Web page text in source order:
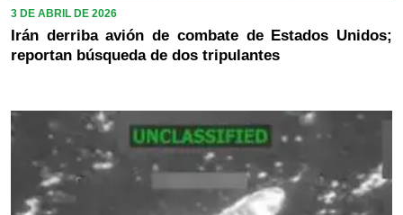
3 DE ABRIL DE 2026
Irán derriba avión de combate de Estados Unidos;
reportan búsqueda de dos tripulantes